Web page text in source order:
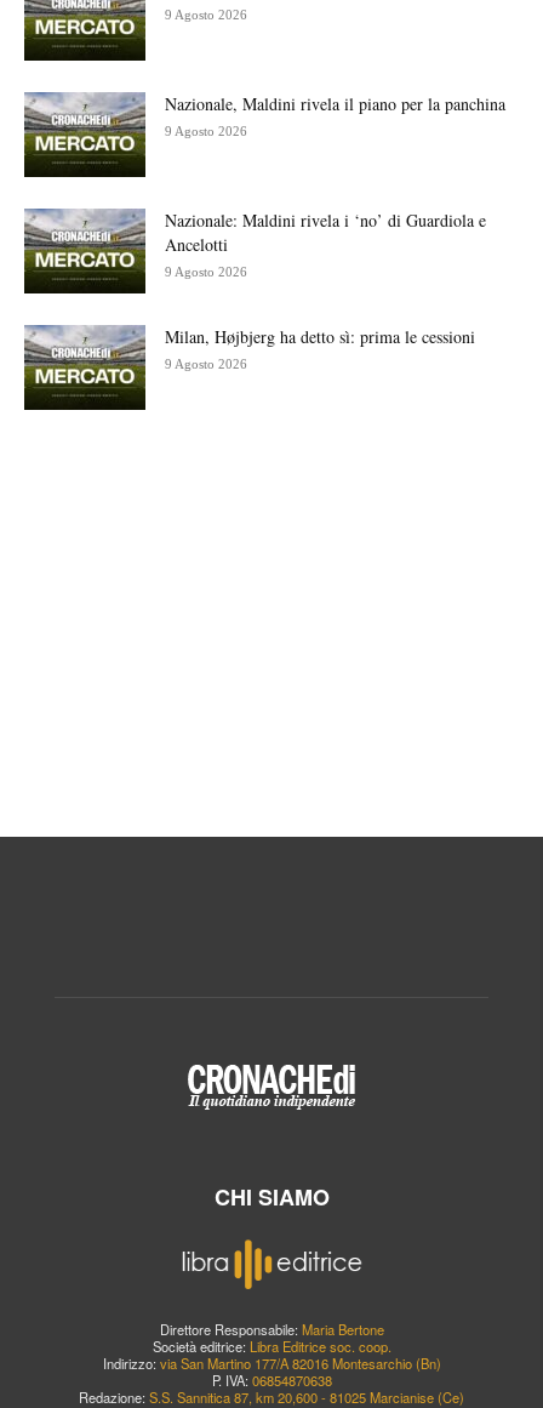
9 Agosto 2026
Nazionale, Maldini rivela il piano per la panchina
9 Agosto 2026
Nazionale: Maldini rivela i ‘no’ di Guardiola e
Ancelotti
9 Agosto 2026
Milan, Højbjerg ha detto sì: prima le cessioni
9 Agosto 2026
CHI SIAMO
Direttore Responsabile: Maria Bertone
Società editrice: Libra Editrice soc. coop.
Indirizzo: via San Martino 177/A 82016 Montesarchio (Bn)
P. IVA: 06854870638
Redazione: S.S. Sannitica 87, km 20,600 - 81025 Marcianise (Ce)